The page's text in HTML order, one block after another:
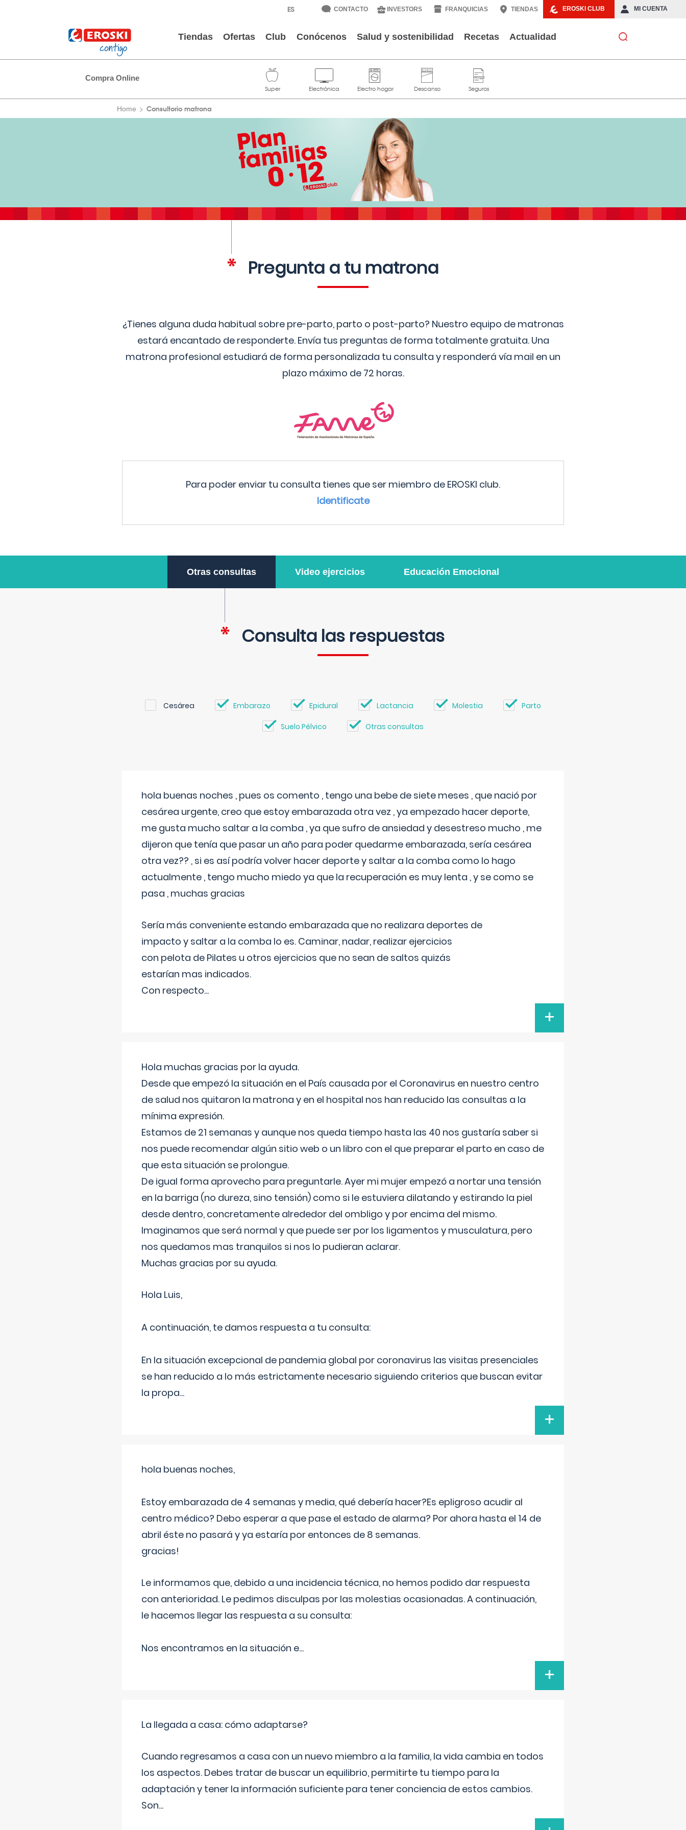
EROSKI CLUB MI CUENTA
CONTACTO INVESTORS FRANQUICIAS TIENDAS
Tiendas Ofertas Club Conócenos Salud y sostenibilidad Recetas Actualidad
Compra Online
Home Consultorio matrona
Pregunta a tu matrona
¿Tienes alguna duda habitual sobre pre-parto, parto o post-parto? Nuestro equipo de matronas
estará encantado de responderte. Envía tus preguntas de forma totalmente gratuita. Una
matrona profesional estudiará de forma personalizada tu consulta y responderá vía mail en un
plazo máximo de 72 horas.
Para poder enviar tu consulta tienes que ser miembro de EROSKI club.
Identificate
Otras consultas Video ejercicios Educación Emocional
Consulta las respuestas
Cesárea Embarazo Epidural Lactancia Molestia Parto
Suelo Pélvico Otras consultas
hola buenas noches , pues os comento , tengo una bebe de siete meses , que nació por
cesárea urgente, creo que estoy embarazada otra vez , ya empezado hacer deporte,
me gusta mucho saltar a la comba , ya que sufro de ansiedad y desestreso mucho , me
dijeron que tenía que pasar un año para poder quedarme embarazada, sería cesárea
otra vez?? , si es así podría volver hacer deporte y saltar a la comba como lo hago
actualmente , tengo mucho miedo ya que la recuperación es muy lenta , y se como se
pasa , muchas gracias
Sería más conveniente estando embarazada que no realizara deportes de
impacto y saltar a la comba lo es. Caminar, nadar, realizar ejercicios
con pelota de Pilates u otros ejercicios que no sean de saltos quizás
estarían mas indicados.
Con respecto...
+
Hola muchas gracias por la ayuda.
Desde que empezó la situación en el País causada por el Coronavirus en nuestro centro
de salud nos quitaron la matrona y en el hospital nos han reducido las consultas a la
mínima expresión.
Estamos de 21 semanas y aunque nos queda tiempo hasta las 40 nos gustaría saber si
nos puede recomendar algún sitio web o un libro con el que preparar el parto en caso de
que esta situación se prolongue.
De igual forma aprovecho para preguntarle. Ayer mi mujer empezó a nortar una tensión
en la barriga (no dureza, sino tensión) como si le estuviera dilatando y estirando la piel
desde dentro, concretamente alrededor del ombligo y por encima del mismo.
Imaginamos que será normal y que puede ser por los ligamentos y musculatura, pero
nos quedamos mas tranquilos si nos lo pudieran aclarar.
Muchas gracias por su ayuda.
Hola Luis,
A continuación, te damos respuesta a tu consulta:
En la situación excepcional de pandemia global por coronavirus las visitas presenciales
se han reducido a lo más estrictamente necesario siguiendo criterios que buscan evitar
la propa...
+
hola buenas noches,
Estoy embarazada de 4 semanas y media, qué debería hacer?Es epligroso acudir al
centro médico? Debo esperar a que pase el estado de alarma? Por ahora hasta el 14 de
abril éste no pasará y ya estaría por entonces de 8 semanas.
gracias!
Le informamos que, debido a una incidencia técnica, no hemos podido dar respuesta
con anterioridad. Le pedimos disculpas por las molestias ocasionadas. A continuación,
le hacemos llegar las respuesta a su consulta:
Nos encontramos en la situación e...
+
La llegada a casa: cómo adaptarse?
Cuando regresamos a casa con un nuevo miembro a la familia, la vida cambia en todos
los aspectos. Debes tratar de buscar un equilibrio, permitirte tu tiempo para la
adaptación y tener la información suficiente para tener conciencia de estos cambios.
Son...